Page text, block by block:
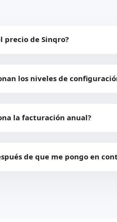
precio de Sinqro?
los niveles de
la facturación anual?
de que me pongo en